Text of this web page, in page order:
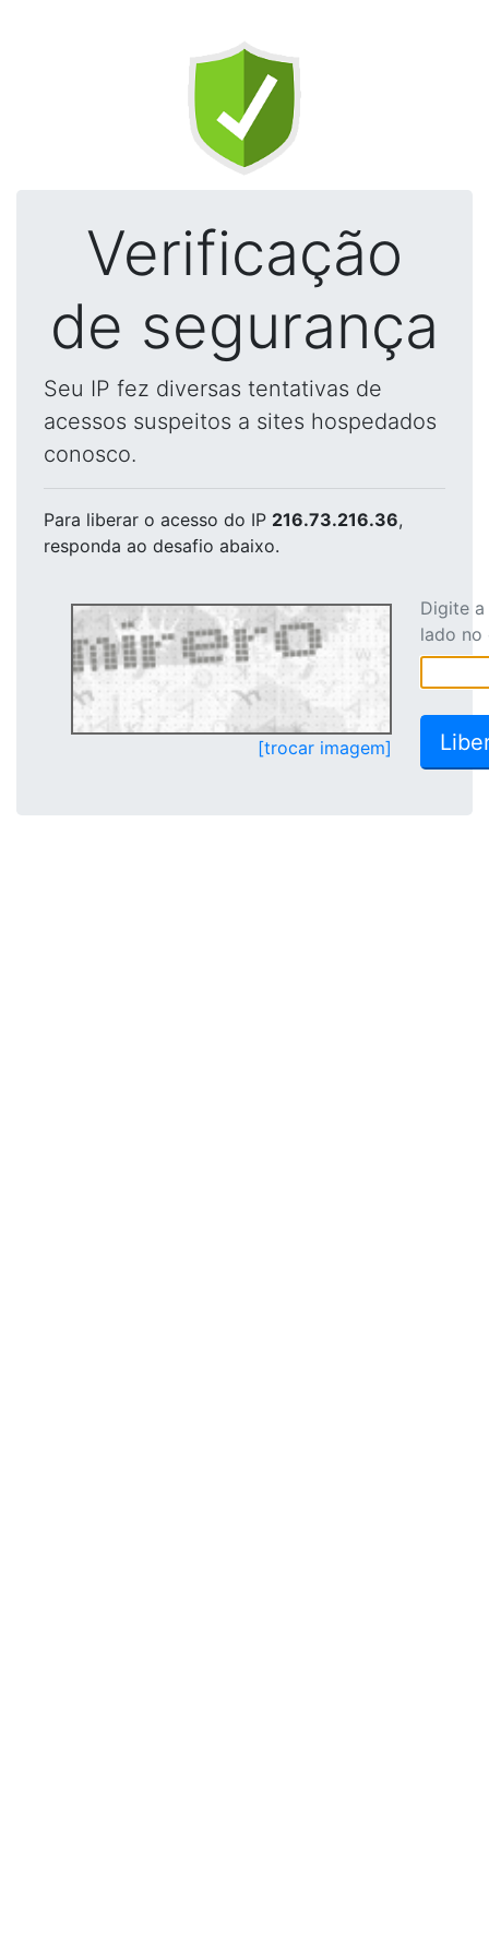
Verificação
de segurança
Seu IP fez diversas tentativas de
acessos suspeitos a sites hospedados
conosco.
Para liberar o acesso do IP 216.73.216.36,
responda ao desafio abaixo.
[trocar imagem]
Digite
lado no